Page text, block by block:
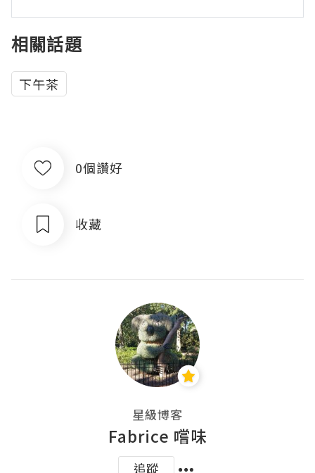
相關話題
下午茶
0個讚好
收藏
星級博客
Fabrice 嚐味
追蹤